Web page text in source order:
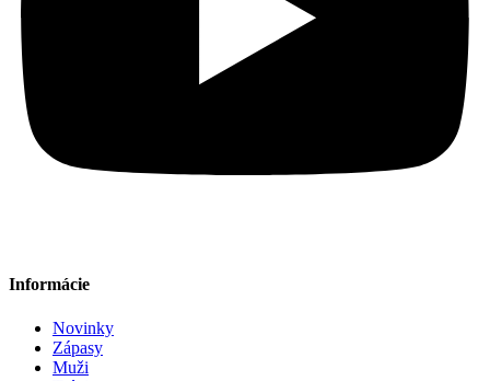
Informácie
Novinky
Zápasy
Muži